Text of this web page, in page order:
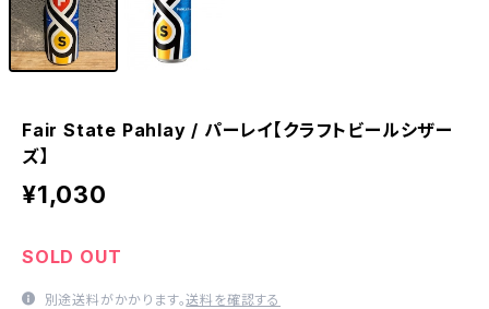
Fair State Pahlay / パーレイ【クラフトビールシザー
ズ】
¥1,030
SOLD OUT
別途送料がかかります。送料を確認する